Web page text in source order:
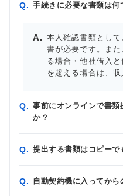
Q. 手続きに必要な書類は何
本人確認書類とし
書が必要です。ま
る場合・他社借入
を超える場合は、
Q. 事前にオンラインで書
か？
Q. 提出する書類はコピーで
Q. 自動契約機に入ってか